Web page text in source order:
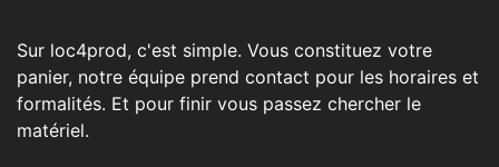
Sur loc4prod, c'est simple. Vous constituez votre
panier, notre équipe prend contact pour les horaires et
formalités. Et pour finir vous passez chercher le
matériel.